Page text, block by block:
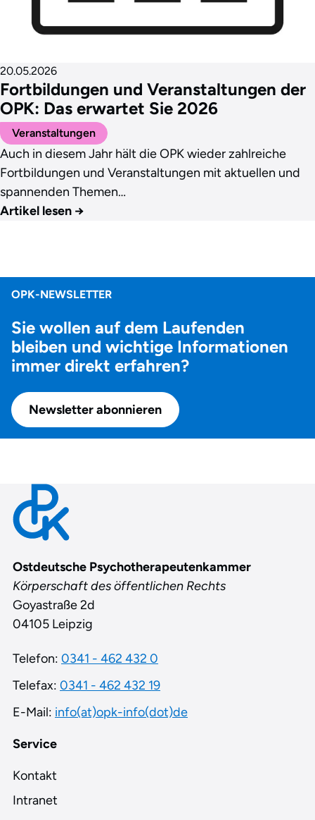
Fortbildungen und Veranstaltungen der
OPK: Das erwartet Sie 2026
20.05.2026
Veranstaltungen
Auch in diesem Jahr hält die OPK wieder zahlreiche
Fortbildungen und Veranstaltungen mit aktuellen und
spannenden Themen…
Artikel lesen →
OPK-NEWSLETTER
Sie wollen auf dem Laufenden
bleiben und wichtige Informationen
immer direkt erfahren?
Newsletter abonnieren
Service
Kontakt
Intranet
Contact
Ostdeutsche Psychotherapeutenkammer
Körperschaft des öffentlichen Rechts
Goyastraße 2d
04105 Leipzig
Telefon: 0341 - 462 432 0
Telefax: 0341 - 462 432 19
E-Mail: info(at)opk-info(dot)de